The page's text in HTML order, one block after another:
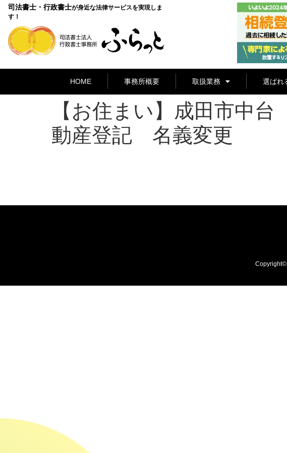
司法書士・行政書士が身近な法律サービスを実現しま
す！
HOME 事務所概要 取扱業務 選ばれ
【お住まい】成田市中
動産登記 名義変更